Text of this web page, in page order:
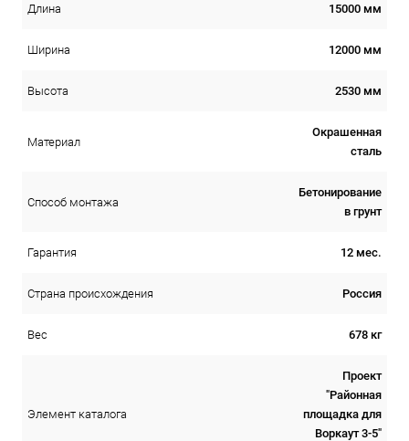
Длина 15000 мм
Ширина 12000 мм
Высота 2530 мм
Материал
Окрашенная
сталь
Способ монтажа
Бетонирование
в грунт
Гарантия 12 мес.
Страна происхождения Россия
Вес 678 кг
Элемент каталога
Проект
"Районная
площадка для
Воркаут 3-5"